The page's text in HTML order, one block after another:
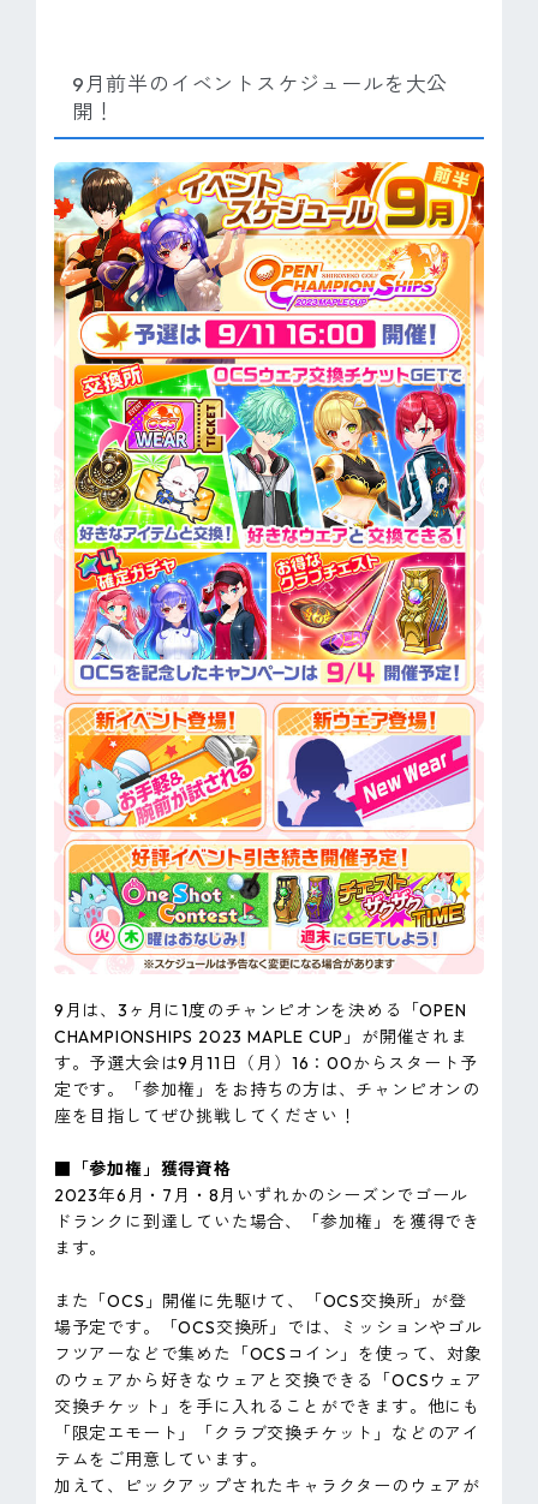
9月前半のイベントスケジュールを大公
開！
9月は、3ヶ月に1度のチャンピオンを決める「OPEN
CHAMPIONSHIPS 2023 MAPLE CUP」が開催されま
す。予選大会は9月11日（月）16：00からスタート予
定です。「参加権」をお持ちの方は、チャンピオンの
座を目指してぜひ挑戦してください！
■「参加権」獲得資格
2023年6月・7月・8月いずれかのシーズンでゴール
ドランクに到達していた場合、「参加権」を獲得でき
ます。
また「OCS」開催に先駆けて、「OCS交換所」が登
場予定です。「OCS交換所」では、ミッションやゴル
フツアーなどで集めた「OCSコイン」を使って、対象
のウェアから好きなウェアと交換できる「OCSウェア
交換チケット」を手に入れることができます。他にも
「限定エモート」「クラブ交換チケット」などのアイ
テムをご用意しています。
加えて、ピックアップされたキャラクターのウェアが